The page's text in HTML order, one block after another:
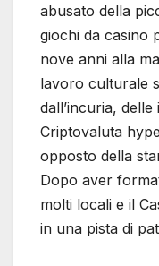
abusato della
giochi da casino
nove anni alla
lavoro culturale
dall’incuria,
Criptovaluta
opposto della
Dopo aver
molti locali e il
in una pista di